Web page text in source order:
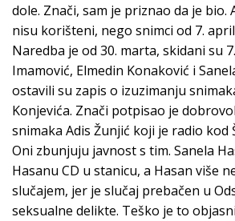
dole. Znači, sam je priznao da je bio.
nisu korišteni, nego snimci od 7.
Naredba je od 30. marta, skidani su
Imamović, Elmedin Konaković i
ostavili su zapis o izuzimanju
Konjevića. Znači potpisao je
snimaka Adis Žunjić koji je radio kod
Oni zbunjuju javnost s tim. Sanela
Hasanu CD u stanicu, a Hasan više
slučajem, jer je slučaj prebačen u
seksualne delikte. Teško je to